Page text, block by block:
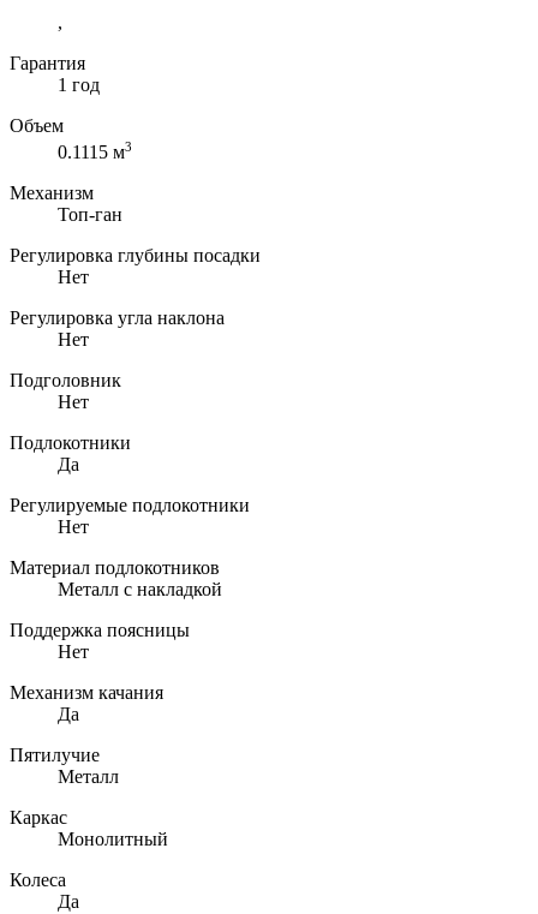
,
Гарантия
1 год
Объем
0.1115 м3
Механизм
Топ-ган
Регулировка глубины посадки
Нет
Регулировка угла наклона
Нет
Подголовник
Нет
Подлокотники
Да
Регулируемые подлокотники
Нет
Материал подлокотников
Металл с накладкой
Поддержка поясницы
Нет
Механизм качания
Да
Пятилучие
Металл
Каркас
Монолитный
Колеса
Да